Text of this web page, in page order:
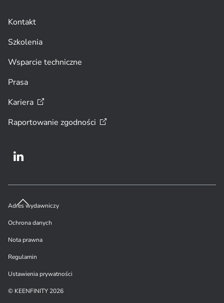
Kontakt
Szkolenia
Wsparcie techniczne
Prasa
Kariera
Raportowanie zgodności
Adres wydawniczy
Ochrona danych
Nota prawna
Regulamin
Ustawienia prywatności
© KEENFINITY 2026